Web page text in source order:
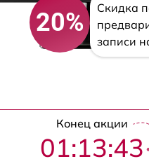
20%
Скидка
записи
Конец акции
01:13:42